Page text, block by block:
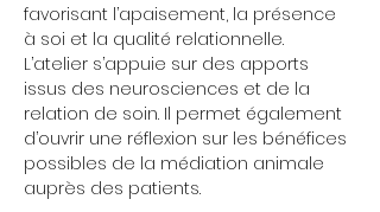
favorisant l’apaisement, la présence
à soi et la qualité relationnelle.
L’atelier s’appuie sur des apports
issus des neurosciences et de la
relation de soin. Il permet également
d’ouvrir une réflexion sur les bénéfices
possibles de la médiation animale
auprès des patients.